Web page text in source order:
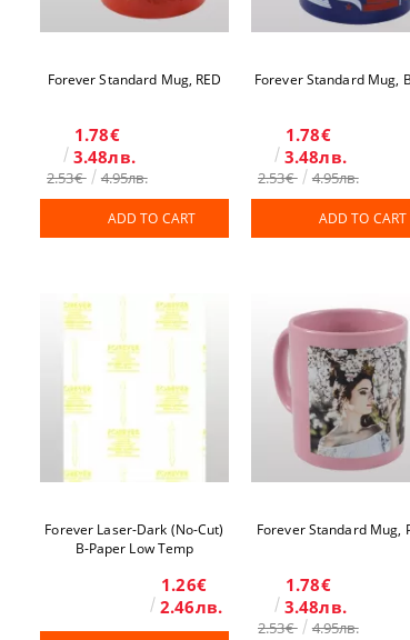
Forever Standard Mug, RED
1.78€
3.48лв.
2.53€ 4.95лв.
ADD TO CART
Forever Standard Mug,
1.78€
3.48лв.
2.53€ 4.95лв.
ADD TO CART
Forever Laser-Dark (No-Cut)
B-Paper Low Temp
1.26€
2.46лв.
Forever Standard Mug,
1.78€
3.48лв.
2.53€ 4.95лв.